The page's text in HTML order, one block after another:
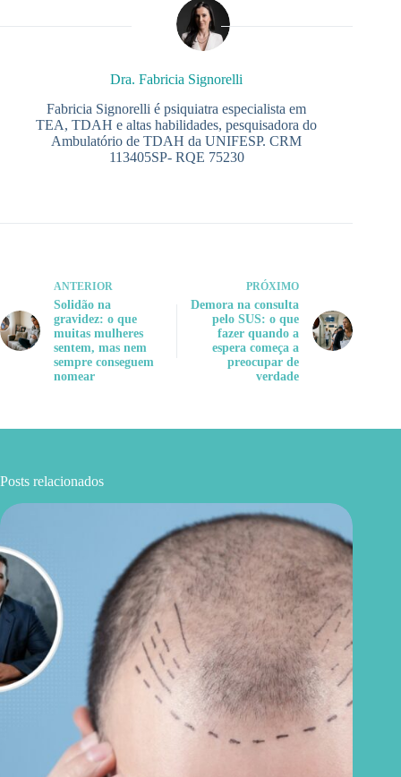
Dra. Fabricia Signorelli
Fabricia Signorelli é psiquiatra especialista em
TEA, TDAH e altas habilidades, pesquisadora do
Ambulatório de TDAH da UNIFESP. CRM
113405SP- RQE 75230
ANTERIOR
Solidão na
gravidez: o que
muitas mulheres
sentem, mas nem
sempre conseguem
nomear
PRÓXIMO
Demora na consulta
pelo SUS: o que
fazer quando a
espera começa a
preocupar de
verdade
Posts relacionados